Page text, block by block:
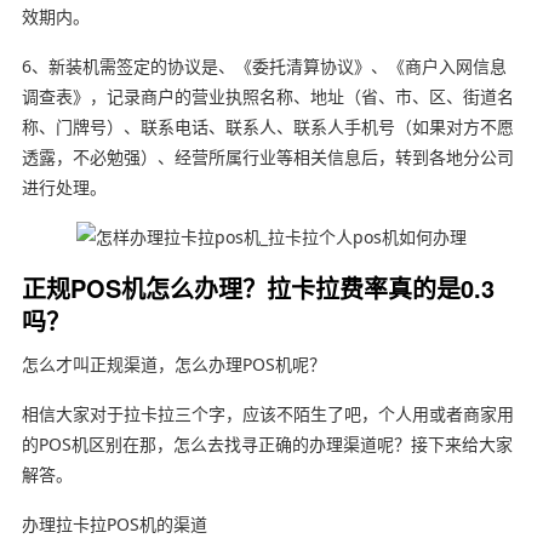
效期内。
6、新装机需签定的协议是、《委托清算协议》、《商户入网信息
调查表》，记录商户的营业执照名称、地址（省、市、区、街道名
称、门牌号）、联系电话、联系人、联系人手机号（如果对方不愿
透露，不必勉强）、经营所属行业等相关信息后，转到各地分公司
进行处理。
正规POS机怎么办理？拉卡拉费率真的是0.3
吗？
怎么才叫正规渠道，怎么办理POS机呢？
相信大家对于拉卡拉三个字，应该不陌生了吧，个人用或者商家用
的POS机区别在那，怎么去找寻正确的办理渠道呢？接下来给大家
解答。
办理拉卡拉POS机的渠道